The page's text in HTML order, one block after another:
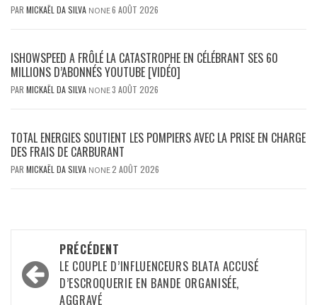
PAR MICKAËL DA SILVA NONE6 AOÛT 2026
ISHOWSPEED A FRÔLÉ LA CATASTROPHE EN CÉLÉBRANT SES 60
MILLIONS D’ABONNÉS YOUTUBE [VIDÉO]
PAR MICKAËL DA SILVA NONE3 AOÛT 2026
TOTAL ENERGIES SOUTIENT LES POMPIERS AVEC LA PRISE EN CHARGE
DES FRAIS DE CARBURANT
PAR MICKAËL DA SILVA NONE2 AOÛT 2026
Navigation
d’article
PRÉCÉDENT
LE COUPLE D’INFLUENCEURS BLATA ACCUSÉ
D’ESCROQUERIE EN BANDE ORGANISÉE,
AGGRAVÉ